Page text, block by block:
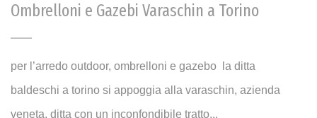
Ombrelloni e Gazebi Varaschin a Torino
per l’arredo outdoor, ombrelloni e gazebo la ditta
baldeschi a torino si appoggia alla varaschin, azienda
veneta, ditta con un inconfondibile tratto...